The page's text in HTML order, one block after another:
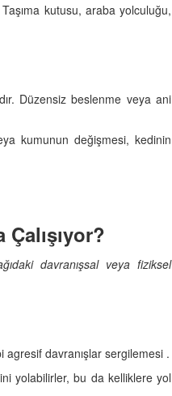
kutusu, araba yolculuğu,
Düzensiz beslenme veya ani
kumunun değişmesi, kedinin
davranışsal veya fiziksel
agresif davranışlar sergilemesi .
yolabilirler, bu da kelliklere yol